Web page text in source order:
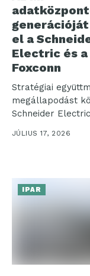
generációját
el a
Electric és a
Foxconn
Stratégiai
megállapodást
Schneider
Hon Hai
JÚLIUS 17, 2026
IPAR